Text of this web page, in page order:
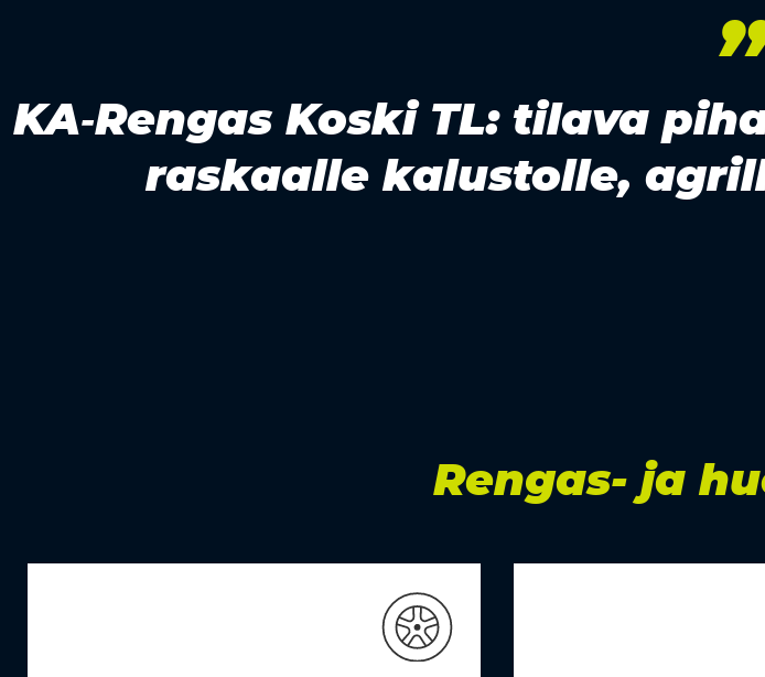
KA‑Rengas Koski TL: tilava
raskaalle kalustolle,
Rengas- ja